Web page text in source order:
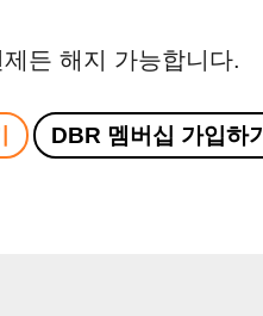
든 해지 가능합니다.
DBR 멤버십 가입하기